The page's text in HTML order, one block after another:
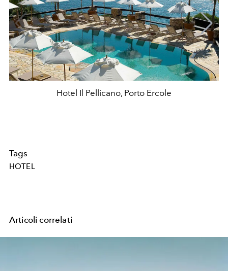
Hotel Il Pellicano, Porto Ercole
Tags
HOTEL
Articoli correlati